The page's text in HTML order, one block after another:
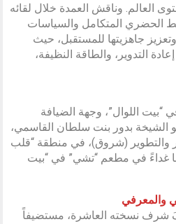
العالم. وناقش العمدة خلال لقائه
الحضري المتكامل والسياسات
جاهزيتها للمستقبل، حيث
التدوير، والطاقة النظيفة،
اللوال”، وجهة الضيافة
الشيخة بدور بنت سلطان القاسمي،
والتطوير (شروق)، في منطقة “قلب
غداءً في مطعم “تشي” في “بيت
والمعرفي
شرف نسخته العاشرة، مستضيفاً